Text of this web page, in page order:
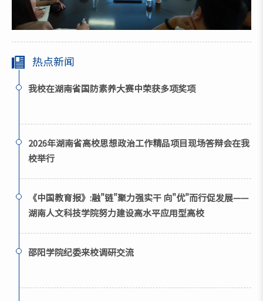
热点新闻
我校在湖南省国防素养大赛中荣获多项奖项
2026年湖南省高校思想政治工作精品项目现场答辩会在我
校举行
《中国教育报》:融"链"聚力强实干 向"优"而行促发展——
湖南人文科技学院努力建设高水平应用型高校
邵阳学院纪委来校调研交流